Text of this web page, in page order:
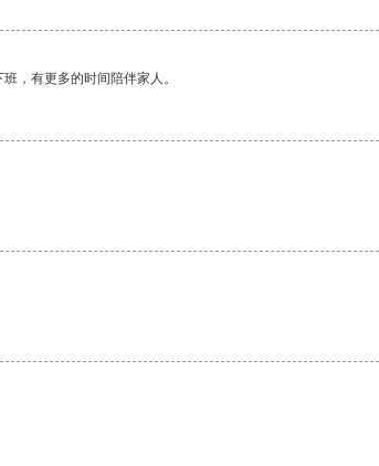
，有更多的时间陪伴家人。